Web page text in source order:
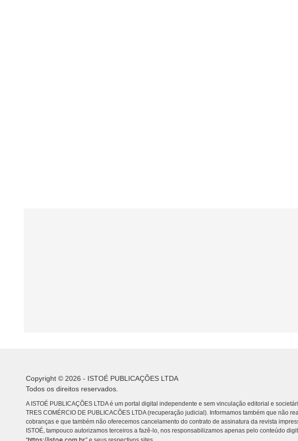
Copyright © 2026 - ISTOÉ PUBLICAÇÕES LTDA
Todos os direitos reservados.
A ISTOÉ PUBLICAÇÕES LTDA é um portal digital independente e sem vinculação editorial e
TRES COMÉRCIO DE PUBLICACÕES LTDA (recuperação judicial). Informamos também que não
cobranças e que também não oferecemos cancelamento do contrato de assinatura da revista
ISTOÉ, tampouco autorizamos terceiros a fazê-lo, nos responsabilizamos apenas pelo conteúdo